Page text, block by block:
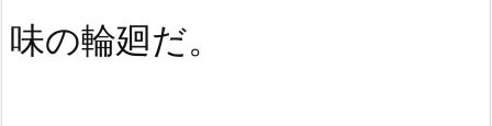
味の輪廻だ。